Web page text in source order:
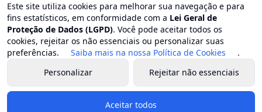
© 2026 Prefeitura de Trajano de Moraes. Todos os direitos
reservados.
Este site utiliza cookies para melhorar sua navegação e para
fins estatísticos, em conformidade com a Lei Geral de
Proteção de Dados (LGPD). Você pode aceitar todos os
cookies, rejeitar os não essenciais ou personalizar suas
preferências.
Saiba mais na nossa Política de Cookies
.
Personalizar
Rejeitar não essenciais
Aceitar todos